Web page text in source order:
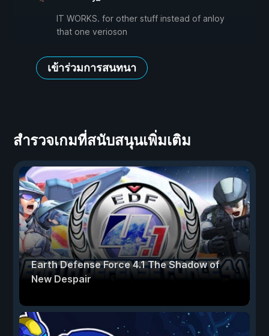
IT WORKS. for other stuff instead of anloy
that one verioson
เข้าร่วมการสนทนา
สำรวจเกมที่สนับสนุนเพิ่มเติม
Earth Defense Force 4.1 The Shadow of
New Despair